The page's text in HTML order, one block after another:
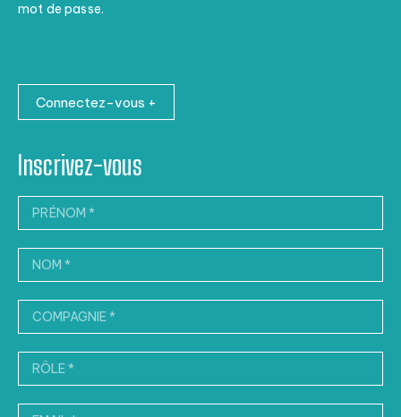
mot de passe.
Connectez-vous +
Inscrivez-vous